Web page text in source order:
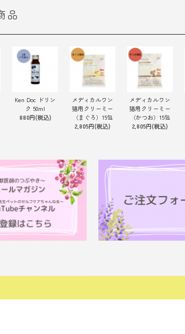
品
Ken Doc ドリン
ク 50ml
880円(税込)
メディカルワン
猫用クリーミー
（まぐろ）15包
2,805円(税込)
メディカルワン
猫用クリーミー
（かつお）15包
2,805円(税込)